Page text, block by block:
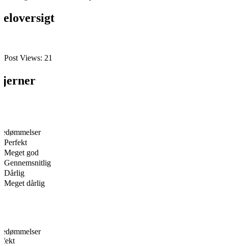
Post Views: 21
Perfekt
Meget god
Gennemsnitlig
Dårlig
Meget dårlig